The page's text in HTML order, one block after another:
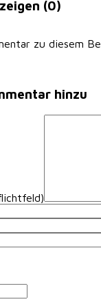
(0)
zu diesem
hinzu